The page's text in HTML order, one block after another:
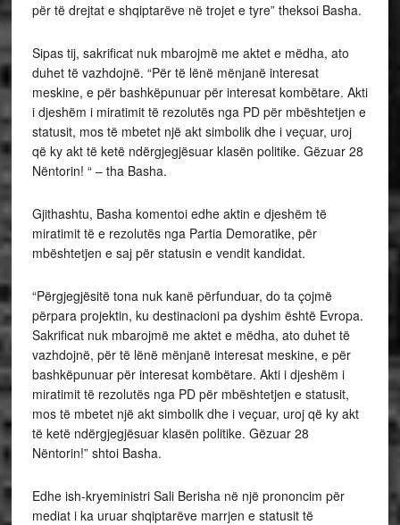
për të drejtat e shqiptarëve në trojet e tyre” theksoi Basha.
Sipas tij, sakrificat nuk mbarojmë me aktet e mëdha, ato
duhet të vazhdojnë. “Për të lënë mënjanë interesat
meskine, e për bashkëpunuar për interesat kombëtare. Akti
i djeshëm i miratimit të rezolutës nga PD për mbështetjen e
statusit, mos të mbetet një akt simbolik dhe i veçuar, uroj
që ky akt të ketë ndërgjegjësuar klasën politike. Gëzuar 28
Nëntorin! “ – tha Basha.
Gjithashtu, Basha komentoi edhe aktin e djeshëm të
miratimit të e rezolutës nga Partia Demoratike, për
mbështetjen e saj për statusin e vendit kandidat.
“Përgjegjësitë tona nuk kanë përfunduar, do ta çojmë
përpara projektin, ku destinacioni pa dyshim është Evropa.
Sakrificat nuk mbarojmë me aktet e mëdha, ato duhet të
vazhdojnë, për të lënë mënjanë interesat meskine, e për
bashkëpunuar për interesat kombëtare. Akti i djeshëm i
miratimit të rezolutës nga PD për mbështetjen e statusit,
mos të mbetet një akt simbolik dhe i veçuar, uroj që ky akt
të ketë ndërgjegjësuar klasën politike. Gëzuar 28
Nëntorin!” shtoi Basha.
Edhe ish-kryeministri Sali Berisha në një prononcim për
mediat i ka uruar shqiptarëve marrjen e statusit të